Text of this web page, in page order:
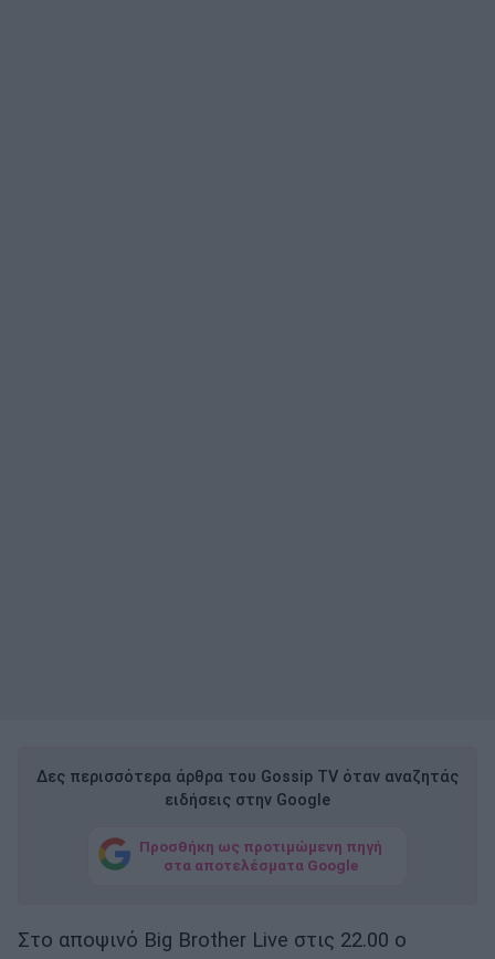
Δες περισσότερα άρθρα του Gossip TV όταν αναζητάς
ειδήσεις στην Google
Προσθήκη ως προτιμώμενη πηγή
στα αποτελέσματα Google
Στο αποψινό Big Brother Live στις 22.00 ο